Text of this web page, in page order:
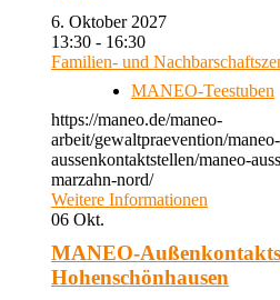
6. Oktober 2027
13:30 - 16:30
Familien- und
MANEO-Teestuben
https://maneo.de/maneo-
arbeit/gewaltpraevention/maneo-
aussenkontaktstellen/maneo-
marzahn-nord/
Weitere Informationen
06 Okt.
MANEO-
Hohenschönhausen